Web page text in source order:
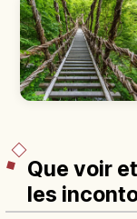
Que voir
les